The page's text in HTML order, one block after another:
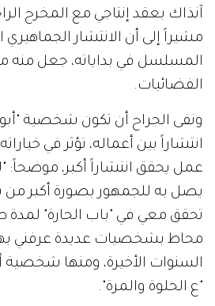
آنذاك بعقد إنتاجي مع المخرج
مشيراً إلى أن الانتشار الجماهيري
المسلسل في بداياته، جعل منه
الفضائيات.
ونفى الجراح أن تكون شخصية "أبو
انتشاراً بين أعماله، تؤثر في
عمل يحقق انتشاراً أكبر،
يصل به للجمهور بصورة أكبر من
تحقق معي في "باب الحارة" لمدة
محاط بشخصيات عديدة عرفني
السنوات الأخيرة، ومنها
"ع الحلوة والمرة".